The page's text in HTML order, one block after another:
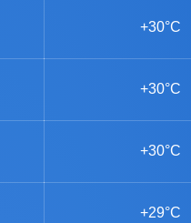
+30°C
+30°C
+30°C
+29°C